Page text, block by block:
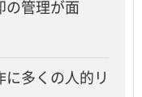
の管理が面
に多くの人的リ